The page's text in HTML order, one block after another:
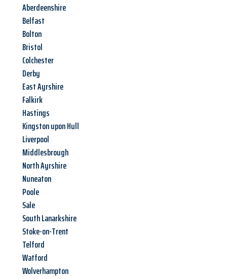
Aberdeenshire
Belfast
Bolton
Bristol
Colchester
Derby
East Ayrshire
Falkirk
Hastings
Kingston upon Hull
Liverpool
Middlesbrough
North Ayrshire
Nuneaton
Poole
Sale
South Lanarkshire
Stoke-on-Trent
Telford
Watford
Wolverhampton